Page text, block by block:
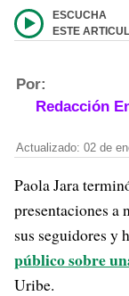
ESCUCHA
ESTE
Por:
Redacción
Actualizado: 02 de
Paola Jara
presentaciones a
sus seguidores y
público sobre
Uribe.